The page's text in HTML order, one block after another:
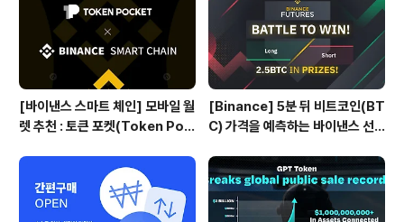
[바이낸스 스마트 체인] 모바일 월
렛 추천 : 토큰 포켓(Token Poc
[Binance] 5분 뒤 비트코인(BT
C) 가격을 예측하는 바이낸스 선